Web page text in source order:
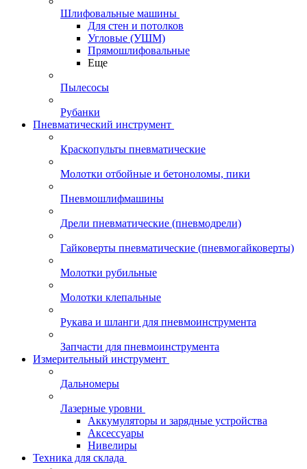
Шлифовальные машины
Для стен и потолков
Угловые (УШМ)
Прямошлифовальные
Еще
Пылесосы
Рубанки
Пневматический инструмент
Краскопульты пневматические
Молотки отбойные и бетоноломы, пики
Пневмошлифмашины
Дрели пневматические (пневмодрели)
Гайковерты пневматические (пневмогайковерты)
Молотки рубильные
Молотки клепальные
Рукава и шланги для пневмоинструмента
Запчасти для пневмоинструмента
Измерительный инструмент
Дальномеры
Лазерные уровни
Аккумуляторы и зарядные устройства
Аксессуары
Нивелиры
Техника для склада